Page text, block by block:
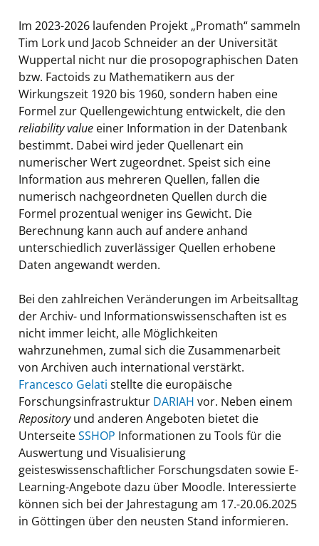
Im 2023-2026 laufenden Projekt „Promath“ sammeln
Tim Lork und Jacob Schneider an der Universität
Wuppertal nicht nur die prosopographischen Daten
bzw. Factoids zu Mathematikern aus der
Wirkungszeit 1920 bis 1960, sondern haben eine
Formel zur Quellengewichtung entwickelt, die den
reliability value einer Information in der Datenbank
bestimmt. Dabei wird jeder Quellenart ein
numerischer Wert zugeordnet. Speist sich eine
Information aus mehreren Quellen, fallen die
numerisch nachgeordneten Quellen durch die
Formel prozentual weniger ins Gewicht. Die
Berechnung kann auch auf andere anhand
unterschiedlich zuverlässiger Quellen erhobene
Daten angewandt werden.
Bei den zahlreichen Veränderungen im Arbeitsalltag
der Archiv- und Informationswissenschaften ist es
nicht immer leicht, alle Möglichkeiten
wahrzunehmen, zumal sich die Zusammenarbeit
von Archiven auch international verstärkt.
Francesco Gelati stellte die europäische
Forschungsinfrastruktur DARIAH vor. Neben einem
Repositoryund anderen Angeboten bietet die
UnterseiteSSHOP Informationen zu Tools für die
Auswertung und Visualisierung
geisteswissenschaftlicher Forschungsdaten sowie E-
Learning-Angebote dazu über Moodle. Interessierte
können sich bei der Jahrestagung am 17.-20.06.2025
in Göttingen über den neusten Stand informieren.